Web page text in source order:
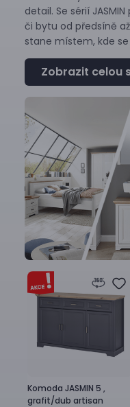
detail. Se sérií
či bytu od předsíně
stane místem, kde
Zobrazit celou
Komoda JASMIN 5 ,
grafit/dub artisan